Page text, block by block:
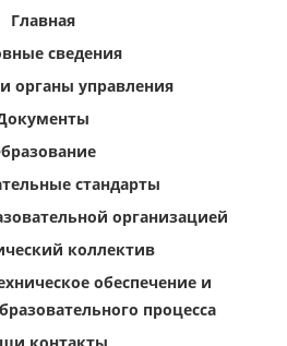
Главная
сведения
органы управления
стандарты
организацией
коллектив
обеспечение и
процесса